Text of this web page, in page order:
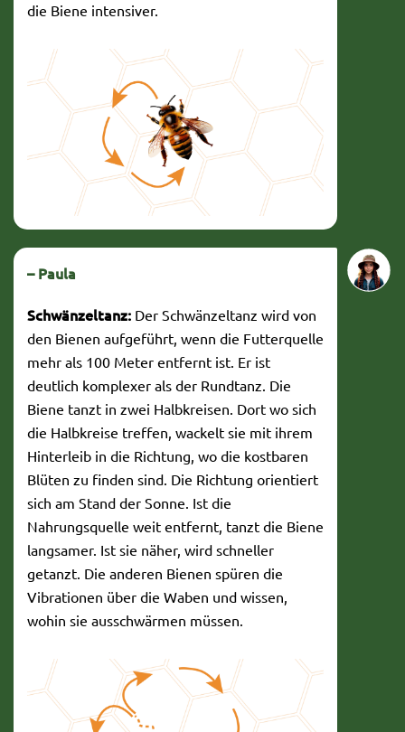
die Biene intensiver.
– Paula
Schwänzeltanz: Der Schwänzeltanz wird von
den Bienen aufgeführt, wenn die Futterquelle
mehr als 100 Meter entfernt ist. Er ist
deutlich komplexer als der Rundtanz. Die
Biene tanzt in zwei Halbkreisen. Dort wo sich
die Halbkreise treffen, wackelt sie mit ihrem
Hinterleib in die Richtung, wo die kostbaren
Blüten zu finden sind. Die Richtung orientiert
sich am Stand der Sonne. Ist die
Nahrungsquelle weit entfernt, tanzt die Biene
langsamer. Ist sie näher, wird schneller
getanzt. Die anderen Bienen spüren die
Vibrationen über die Waben und wissen,
wohin sie ausschwärmen müssen.